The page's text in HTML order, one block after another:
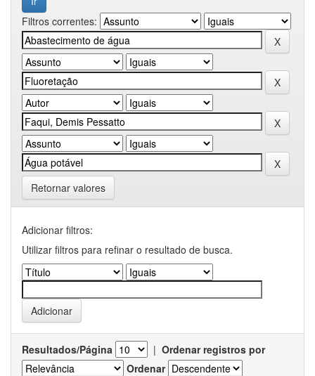
Filtros correntes:
Retornar valores
Adicionar filtros:
Utilizar filtros para refinar o resultado de busca.
Resultados/Página | Ordenar registros por
Ordenar